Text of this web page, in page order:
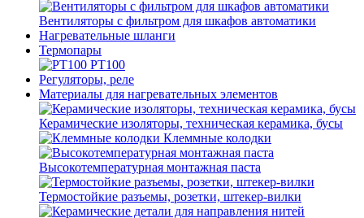
Вентиляторы с фильтром для шкафов автоматики
Нагревательные шланги
Термопары
PT100
Регуляторы, реле
Материалы для нагревательных элементов
Керамические изоляторы, техническая керамика, бусы
Клеммные колодки
Высокотемпературная монтажная паста
Термостойкие разъемы, розетки, штекер-вилки